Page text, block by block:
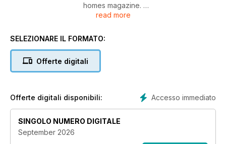
homes magazine.
one-stop shop for prospective buyers and existing owners
Benefitting from a fantastic redesign and rebranding for
buying advice; specialist suppliers and services; industry
holiday section!
read more
SELEZIONARE IL FORMATO:
Offerte digitali
Accesso immediato
Offerte digitali disponibili:
SINGOLO NUMERO DIGITALE
September 2026